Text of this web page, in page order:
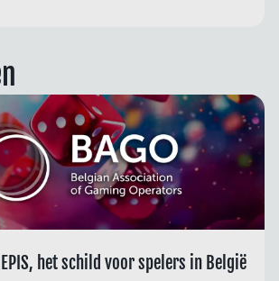
EPIS, het schild voor spelers in België